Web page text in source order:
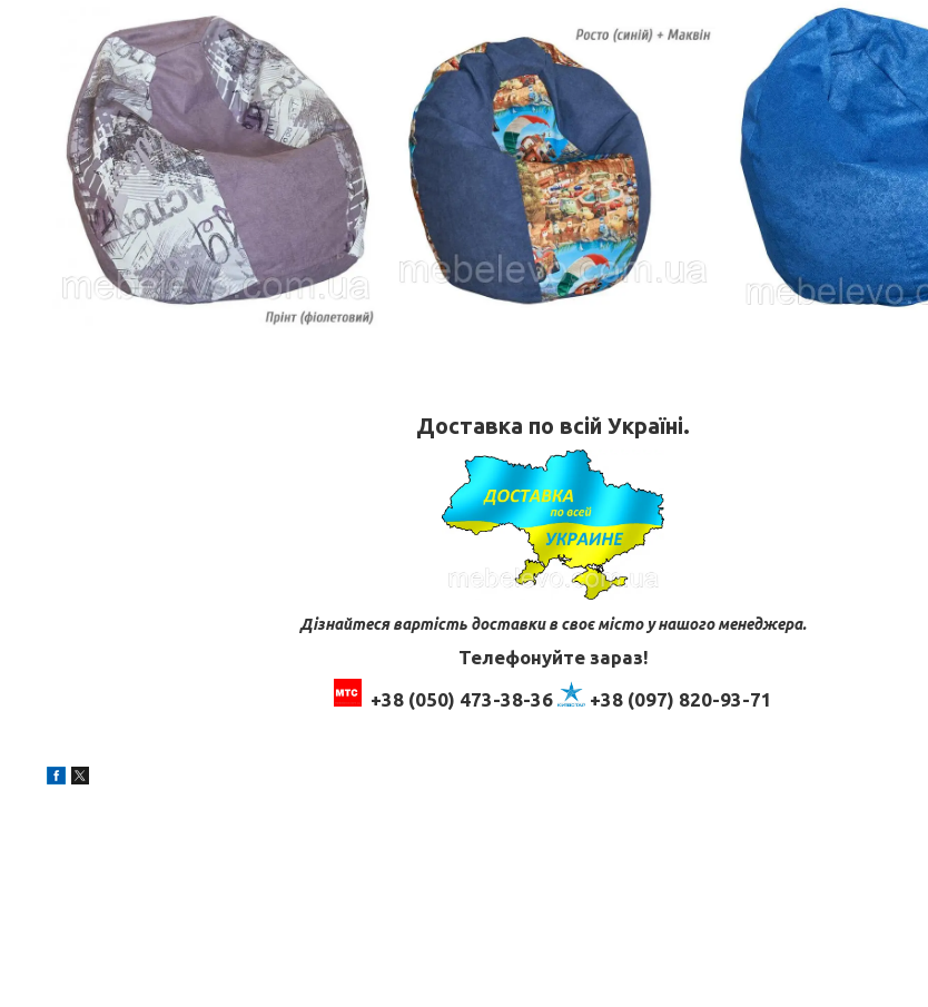
Доставка по всій Україні.
Дізнайтеся вартість доставки в своє місто у нашого менеджера.
Телефонуйте зараз!
+38 (050) 473-38-36
+38 (097) 820-93-71